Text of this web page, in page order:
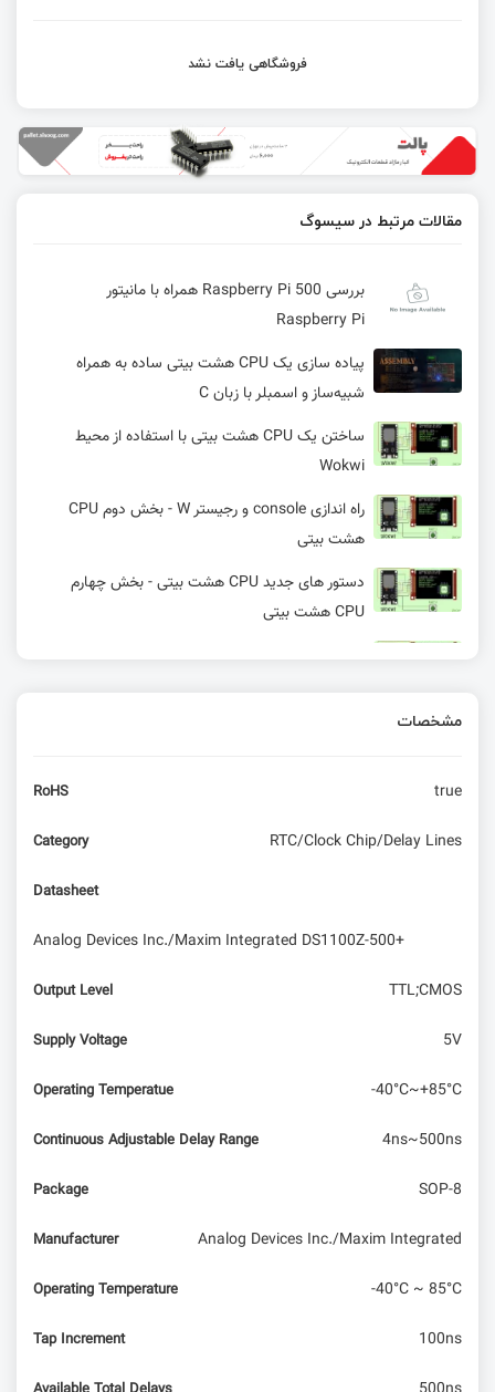
فروشگاهی یافت نشد
مقالات مرتبط در سیسوگ
بررسی Raspberry Pi 500 همراه با مانیتور
Raspberry Pi
پیاده سازی یک CPU هشت بیتی ساده به همراه
شبیه‌ساز و اسمبلر با زبان C
ساختن یک CPU هشت بیتی با استفاده از محیط
Wokwi
راه اندازی console و رجیستر W - بخش دوم CPU
هشت بیتی
دستور های جدید CPU هشت بیتی - بخش چهارم
CPU هشت بیتی
آسیا در برابر غرب: فلسفه در خدمت مهندسی
مشخصات
RoHS true
Category RTC/Clock Chip/Delay Lines
Datasheet
Analog Devices Inc./Maxim Integrated DS1100Z-500+
Output Level TTL;CMOS
Supply Voltage 5V
Operating Temperatue -40°C~+85°C
Continuous Adjustable Delay Range 4ns~500ns
Package SOP-8
Manufacturer Analog Devices Inc./Maxim Integrated
Operating Temperature -40°C ~ 85°C
Tap Increment 100ns